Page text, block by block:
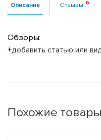
Описание Отзывы
Обзоры:
+добавить статью или
Похожие товары